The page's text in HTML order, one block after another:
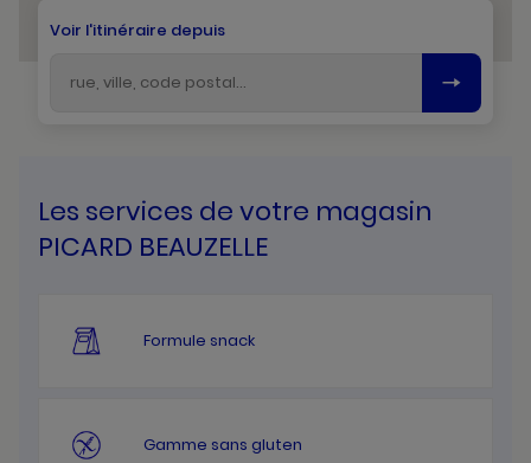
Voir l'itinéraire depuis
Les services de votre magasin
PICARD BEAUZELLE
Formule snack
Gamme sans gluten